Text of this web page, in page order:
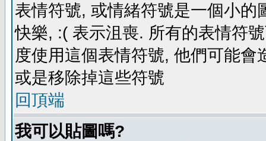
表情符號, 或情緒符號是一個小
快樂, :( 表示沮喪. 所有的表情符
度使用這個表情符號, 他們可能
或是移除掉這些符號
回頂端
我可以貼圖嗎?